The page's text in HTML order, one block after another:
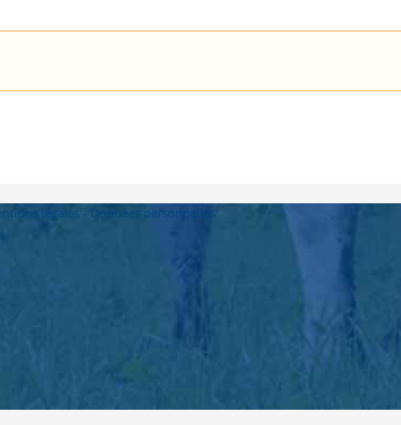
légales- Données personnelles